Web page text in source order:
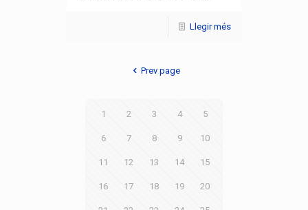
Llegir més
Prev page
1 2 3 4 5
6 7 8 9 10
11 12 13 14 15
16 17 18 19 20